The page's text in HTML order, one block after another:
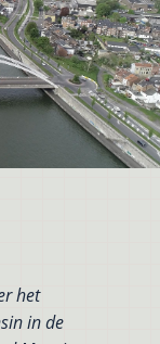
het
in de